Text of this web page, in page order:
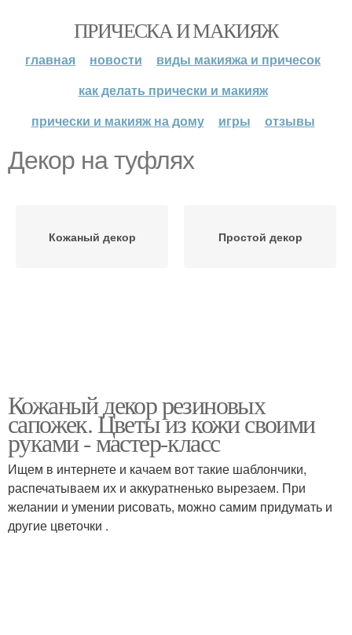
ПРИЧЕСКА И МАКИЯЖ
главная новости
виды макияжа и причесок
как делать прически и макияж
прически и макияж на дому
игры отзывы
Декор на туфлях
Кожаный декор Простой декор
Кожаный декор резиновых
сапожек. Цветы из кожи своими
руками - мастер-класс
Ищем в интернете и качаем вот такие шаблончики,
распечатываем их и аккуратненько вырезаем. При
желании и умении рисовать, можно самим придумать и
другие цветочки .